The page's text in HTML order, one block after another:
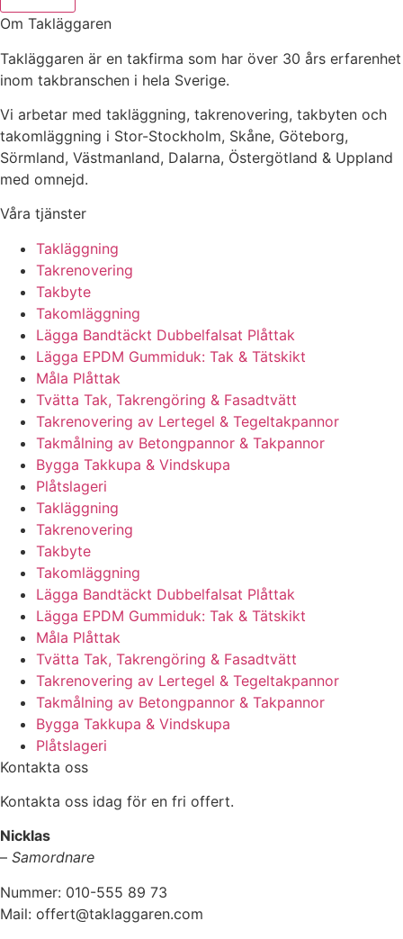
Om Takläggaren
Takläggaren är en takfirma som har över 30 års erfarenhet
inom takbranschen i hela Sverige.
Vi arbetar med takläggning, takrenovering, takbyten och
takomläggning i Stor-Stockholm, Skåne, Göteborg,
Sörmland, Västmanland, Dalarna, Östergötland & Uppland
med omnejd.
Våra tjänster
Takläggning
Takrenovering
Takbyte
Takomläggning
Lägga Bandtäckt Dubbelfalsat Plåttak
Lägga EPDM Gummiduk: Tak & Tätskikt
Måla Plåttak
Tvätta Tak, Takrengöring & Fasadtvätt
Takrenovering av Lertegel & Tegeltakpannor
Takmålning av Betongpannor & Takpannor
Bygga Takkupa & Vindskupa
Plåtslageri
Takläggning
Takrenovering
Takbyte
Takomläggning
Lägga Bandtäckt Dubbelfalsat Plåttak
Lägga EPDM Gummiduk: Tak & Tätskikt
Måla Plåttak
Tvätta Tak, Takrengöring & Fasadtvätt
Takrenovering av Lertegel & Tegeltakpannor
Takmålning av Betongpannor & Takpannor
Bygga Takkupa & Vindskupa
Plåtslageri
Kontakta oss
Kontakta oss idag för en fri offert.
Nicklas
– Samordnare
Nummer: 010-555 89 73
Mail: offert@taklaggaren.com